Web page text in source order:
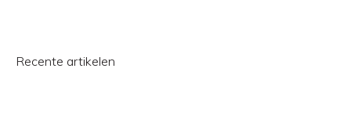
Recente artikelen